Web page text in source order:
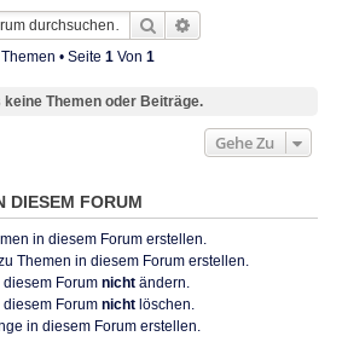
Suche
• Seite 1Von 1
Themen oder Beiträge.
Gehe Zu
DIESEM FORUM
in diesem Forum erstellen.
Themen in diesem Forum erstellen.
Forum nicht ändern.
Forum nicht löschen.
in diesem Forum erstellen.